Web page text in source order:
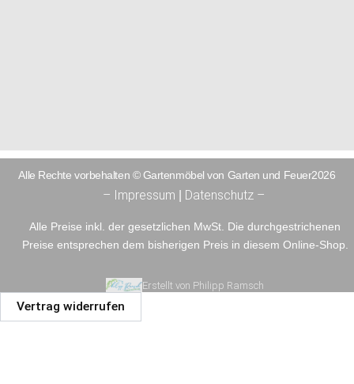
Alle Rechte vorbehalten © Gartenmöbel von Garten und Feuer2026
– Impressum Datenschutz –
Alle Preise inkl. der gesetzlichen MwSt. Die durchgestrichenen
Preise entsprechen dem bisherigen Preis in diesem Online-Shop.
Erstellt von Philipp Ramsch
Vertrag widerrufen